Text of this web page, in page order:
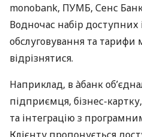
monobank, ПУМБ, Сенс
Водночас набір
обслуговування та тарифи
відрізнятися.
Наприклад, в àбанк
підприємця, бізнес-
та інтеграцію з